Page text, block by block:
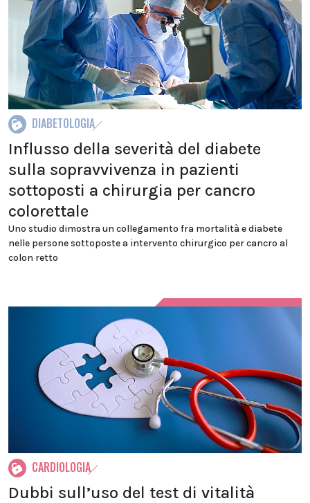
DIABETOLOGIA
Influsso della severità del diabete
sulla sopravvivenza in pazienti
sottoposti a chirurgia per cancro
colorettale
Uno studio dimostra un collegamento fra mortalità e diabete
nelle persone sottoposte a intervento chirurgico per cancro al
colon retto
CARDIOLOGIA
Dubbi sull’uso del test di vitalità